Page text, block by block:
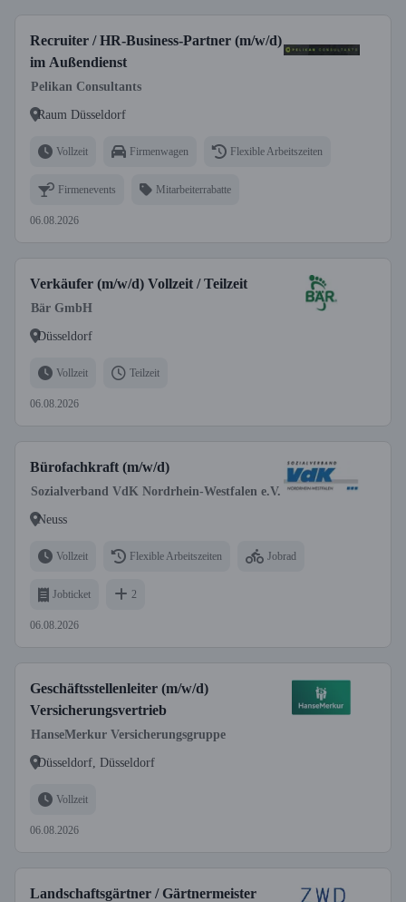
Recruiter / HR-Business-Partner (m/w/d)
im Außendienst
Pelikan Consultants
Raum Düsseldorf
Vollzeit Firmenwagen Flexible Arbeitszeiten
Firmenevents Mitarbeiterrabatte
06.08.2026
Verkäufer (m/w/d) Vollzeit / Teilzeit
Bär GmbH
Düsseldorf
Vollzeit Teilzeit
06.08.2026
Bürofachkraft (m/w/d)
Sozialverband VdK Nordrhein-Westfalen e.V.
Neuss
Vollzeit Flexible Arbeitszeiten Jobrad
Jobticket 2
06.08.2026
Geschäftsstellenleiter (m/w/d)
Versicherungsvertrieb
HanseMerkur Versicherungsgruppe
Düsseldorf, Düsseldorf
Vollzeit
06.08.2026
Landschaftsgärtner / Gärtnermeister